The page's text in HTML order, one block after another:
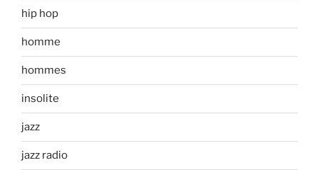
hip hop
homme
hommes
insolite
jazz
jazz radio